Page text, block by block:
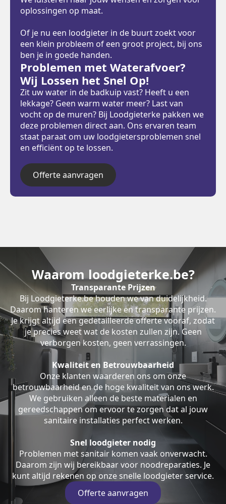
oplossingen op maat.
Of je nu een loodgieter in de buurt zoekt voor
een klein probleem of een groot project, bij ons
ben je in goede handen.
Problemen met Waterafvoer?
Wij Lossen het Snel Op!
Zit uw water in de badkuip vast? Heeft u een
lekkage? Geen warm water meer? Last van
vocht op de muren? Bij Loodgieterke pakken we
deze problemen direct aan. Ons ervaren team
staat paraat om uw loodgietersproblemen snel
en efficiënt op te lossen.
Offerte aanvragen
Waarom loodgieterke.be?
Transparante Prijzen
Bij Loodgieterke.be houden we van duidelijkheid.
Daarom hanteren we eerlijke en transparante prijzen.
Je krijgt altijd een gedetailleerde offerte vooraf, zodat
je precies weet wat de kosten zullen zijn. Geen
verborgen kosten, geen verrassingen.
Kwaliteit en Betrouwbaarheid
Onze klanten waarderen ons om onze
betrouwbaarheid en de hoge kwaliteit van ons werk.
We gebruiken alleen de beste materialen en
gereedschappen om ervoor te zorgen dat al jouw
sanitaire installaties perfect werken.
Snel loodgieter nodig
Problemen met sanitair komen vaak onverwacht.
Daarom zijn wij bereikbaar voor noodreparaties. Je
kunt altijd rekenen op onze snelle loodgieter service.
Offerte aanvragen